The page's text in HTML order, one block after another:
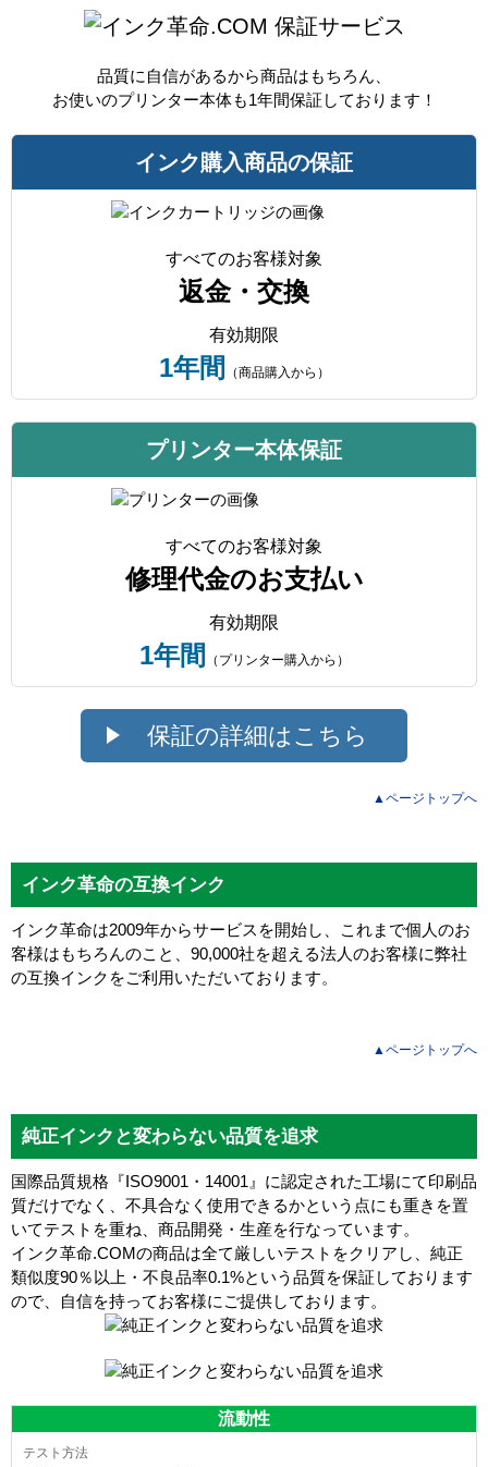
保証サービス
品質に自信があるから商品はもちろん、
お使いのプリンター本体も1年間保証しております！
インク購入商品の保証
すべてのお客様対象
返金・交換
有効期限
1年間 （商品購入から）
プリンター本体保証
すべてのお客様対象
修理代金のお支払い
有効期限
1年間 （プリンター購入から）
保証の詳細はこちら
▲ページトップへ
インク革命の互換インク
インク革命は2009年からサービスを開始し、これまで個人のお
客様はもちろんのこと、90,000社を超える法人のお客様に弊社
の互換インクをご利用いただいております。
▲ページトップへ
純正インクと変わらない品質を追求
国際品質規格『ISO9001・14001』に認定された工場にて印刷品
質だけでなく、不具合なく使用できるかという点にも重きを置
いてテストを重ね、商品開発・生産を行なっています。
インク革命.COMの商品は全て厳しいテストをクリアし、 純正
類似度90％以上・不良品率0.1%という品質を保証しております
ので、自信を持ってお客様にご提供しております。
流動性